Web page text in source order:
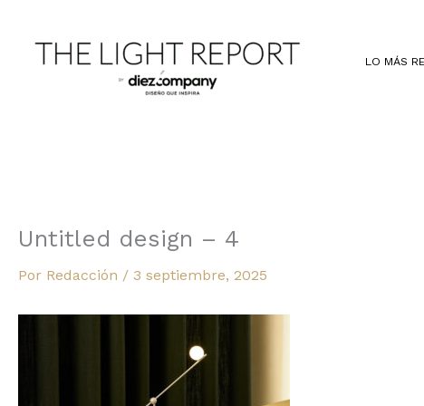
contenido
LO MÁS
Untitled design – 4
Por Redacción / 3 septiembre, 2025